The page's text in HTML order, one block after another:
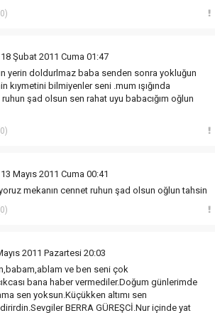
Şubat 2011 Cuma 01:47
yerin doldurlmaz baba senden sonra yokluğun
kıymetini bilmiyenler seni .mum ışığında
ruhun şad olsun sen rahat uyu babacığım oğlun
Mayıs 2011 Cuma 00:41
mekanın cennet ruhun şad olsun oğlun tahsin
2011 Pazartesi 20:03
ve ben seni çok
bana haber vermediler.Doğum günlerimde
sen yoksun.Küçükken altımı sen
BERRA GÜREŞCİ.Nur içinde yat